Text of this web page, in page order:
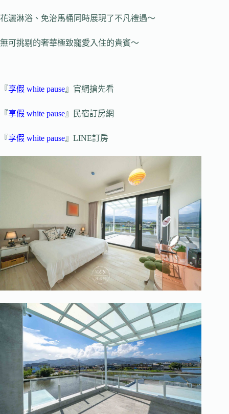
花灑淋浴、免治馬桶同時展現了不凡禮遇～
無可挑剔的奢華極致寵愛入住的貴賓～
『享假 white pause』官網搶先看
『享假 white pause』民宿訂房網
『享假 white pause』LINE訂房